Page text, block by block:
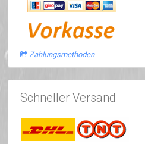
Zahlungsmethoden
Schneller Versand